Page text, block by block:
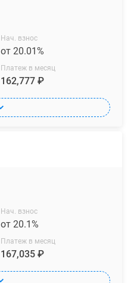
Нач. взнос
от 20.01%
Платеж в месяц
162,777 ₽
Нач. взнос
от 20.1%
Платеж в месяц
167,035 ₽